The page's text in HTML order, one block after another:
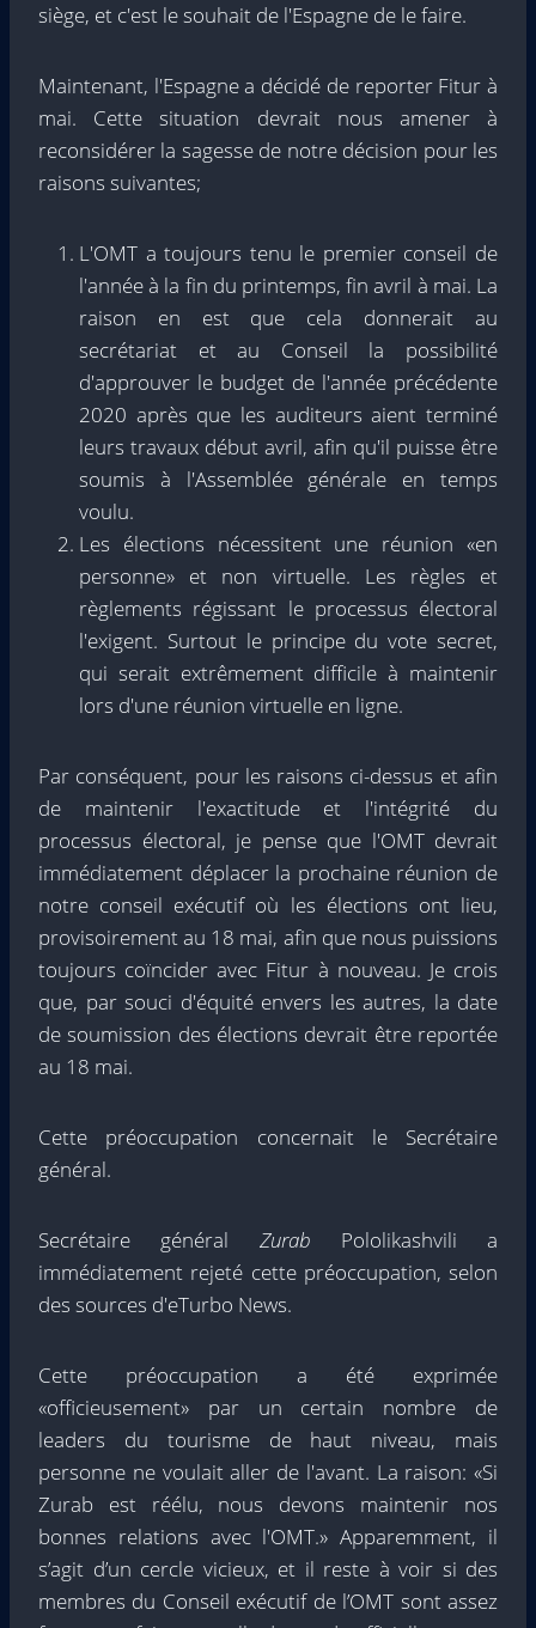
siège, et c'est le souhait de l'Espagne de le faire.
Maintenant, l'Espagne a décidé de reporter Fitur à
mai. Cette situation devrait nous amener à
reconsidérer la sagesse de notre décision pour les
raisons suivantes;
L'OMT a toujours tenu le premier conseil de
l'année à la fin du printemps, fin avril à mai. La
raison en est que cela donnerait au
secrétariat et au Conseil la possibilité
d'approuver le budget de l'année précédente
2020 après que les auditeurs aient terminé
leurs travaux début avril, afin qu'il puisse être
soumis à l'Assemblée générale en temps
voulu.
Les élections nécessitent une réunion «en
personne» et non virtuelle. Les règles et
règlements régissant le processus électoral
l'exigent. Surtout le principe du vote secret,
qui serait extrêmement difficile à maintenir
lors d'une réunion virtuelle en ligne.
Par conséquent, pour les raisons ci-dessus et afin
de maintenir l'exactitude et l'intégrité du
processus électoral, je pense que l'OMT devrait
immédiatement déplacer la prochaine réunion de
notre conseil exécutif où les élections ont lieu,
provisoirement au 18 mai, afin que nous puissions
toujours coïncider avec Fitur à nouveau. Je crois
que, par souci d'équité envers les autres, la date
de soumission des élections devrait être reportée
au 18 mai.
Cette préoccupation concernait le Secrétaire
général.
Secrétaire général Zurab Pololikashvili a
immédiatement rejeté cette préoccupation, selon
des sources d'eTurbo News.
Cette préoccupation a été exprimée
«officieusement» par un certain nombre de
leaders du tourisme de haut niveau, mais
personne ne voulait aller de l'avant. La raison: «Si
Zurab est réélu, nous devons maintenir nos
bonnes relations avec l'OMT.» Apparemment, il
s’agit d’un cercle vicieux, et il reste à voir si des
membres du Conseil exécutif de l’OMT sont assez